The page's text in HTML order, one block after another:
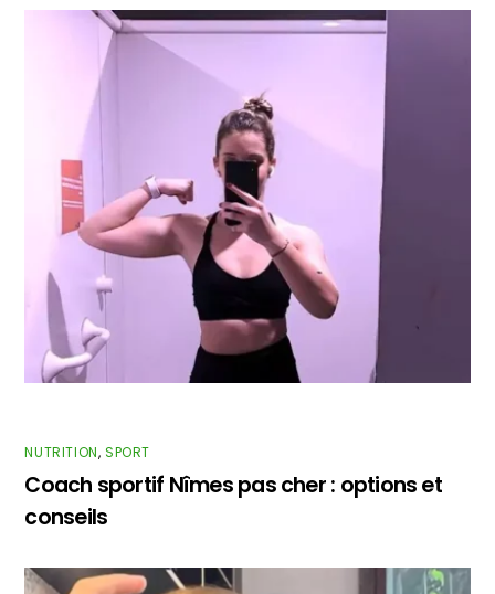
NUTRITION,SPORT
Coach sportif Nîmes pas cher : options et
conseils